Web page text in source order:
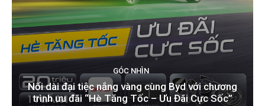
GÓC NHÌN
Nối dài đại tiệc nắng vàng cùng Byd với chương
trình ưu đãi “Hè Tăng Tốc – Ưu Đãi Cực Sốc”